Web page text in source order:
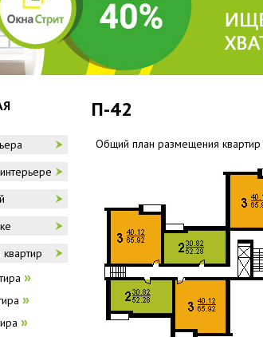
П-42
Общий план размещения квартир
»
»
»